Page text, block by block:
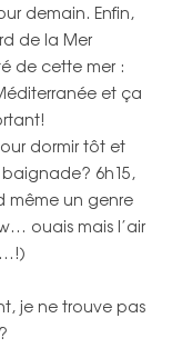
demain. Enfin,
de la Mer
de cette mer :
et ça
dormir tôt et
baignade? 6h15,
un genre
ouais mais l’air
je ne trouve pas